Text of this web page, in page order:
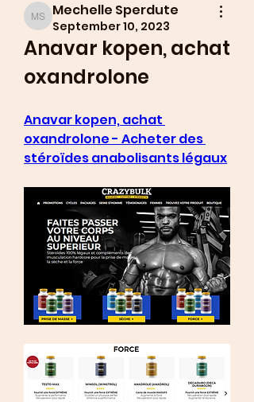
Mechelle Sperdute
Mechelle Sperdute
September 10, 2023
Anavar kopen, achat
oxandrolone
Anavar kopen, achat
oxandrolone - Acheter des
stéroïdes anabolisants légaux